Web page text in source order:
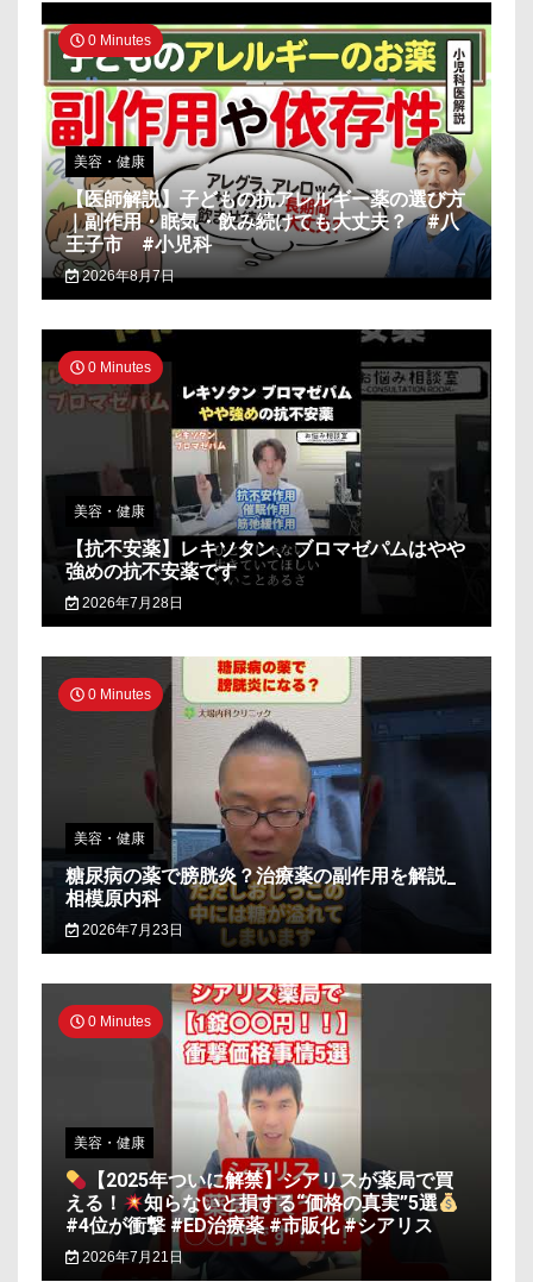
0 Minutes
美容・健康
【医師解説】子どもの抗アレルギー薬の選び方
｜副作用・眠気・飲み続けても大丈夫？ #八
王子市 #小児科
2026年8月7日
0 Minutes
美容・健康
【抗不安薬】レキソタン、ブロマゼパムはやや
強めの抗不安薬です
2026年7月28日
0 Minutes
美容・健康
糖尿病の薬で膀胱炎？治療薬の副作用を解説_
相模原内科
2026年7月23日
0 Minutes
美容・健康
【2025年ついに解禁】シアリスが薬局で買
える！
知らないと損する“価格の真実”5選
#4位が衝撃 #ED治療薬 #市販化 #シアリス
2026年7月21日